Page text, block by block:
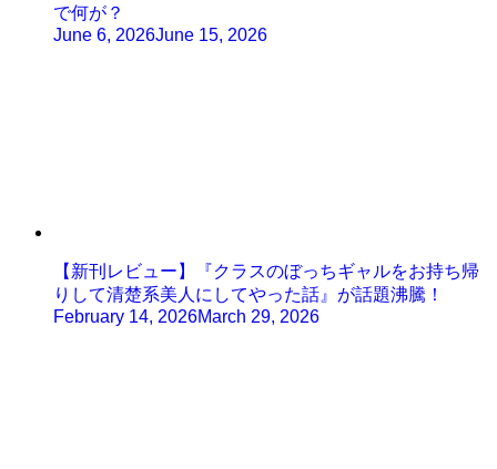
で何が？
June 6, 2026June 15, 2026
【新刊レビュー】『クラスのぼっちギャルをお持ち帰
りして清楚系美人にしてやった話』が話題沸騰！
February 14, 2026March 29, 2026